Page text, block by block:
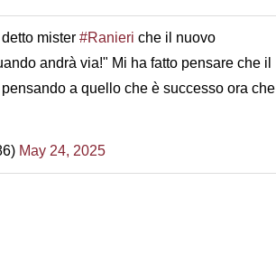
mister #Ranieri che il nuovo
andrà via!" Mi ha fatto pensare che il
pensando a quello che è successo ora che
May 24, 2025